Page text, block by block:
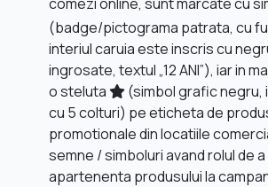
(badge/pictograma patrata, cu
interiul caruia este inscris cu
ingrosate, textul „12 ANI”), iar in
o steluta
(simbol grafic negru,
cu 5 colturi) pe eticheta de
promotionale din locatiile
semne / simboluri avand rolul de
apartenenta produsului la